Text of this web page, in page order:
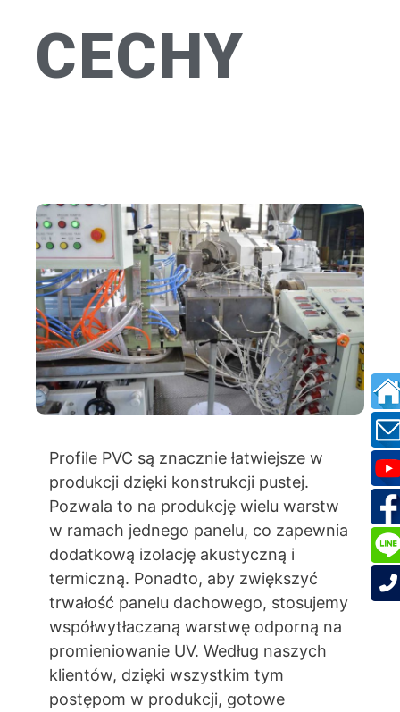
CECHY
Profile PVC są znacznie łatwiejsze w
produkcji dzięki konstrukcji pustej.
Pozwala to na produkcję wielu warstw
w ramach jednego panelu, co zapewnia
dodatkową izolację akustyczną i
termiczną. Ponadto, aby zwiększyć
trwałość panelu dachowego, stosujemy
współwytłaczaną warstwę odporną na
promieniowanie UV. Według naszych
klientów, dzięki wszystkim tym
postępom w produkcji, gotowe